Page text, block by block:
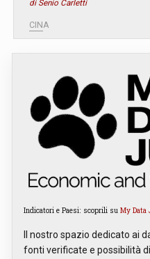
di Senio Carletti
CINA
Indicatori e Paesi: scoprili su My Data
Il nostro spazio dedicato ai
fonti verificate e possibilità